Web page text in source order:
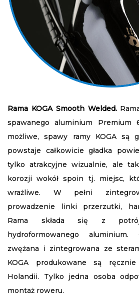
Rama KOGA Smooth Welded.
spawanego aluminium Premium
możliwe, spawy ramy KOGA są
powstaje całkowicie gładka
tylko atrakcyjne wizualnie, ale
korozji wokół spoin tj. miejsc,
wrażliwe. W pełni
prowadzenie linki przerzutki,
Rama składa się z
hydroformowanego
zwężana i zintegrowana ze
KOGA produkowane są
Holandii. Tylko jedna osoba
montaż roweru.